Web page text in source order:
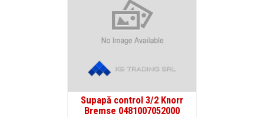
Supapă control 3/2 Knorr
Bremse 0481007052000